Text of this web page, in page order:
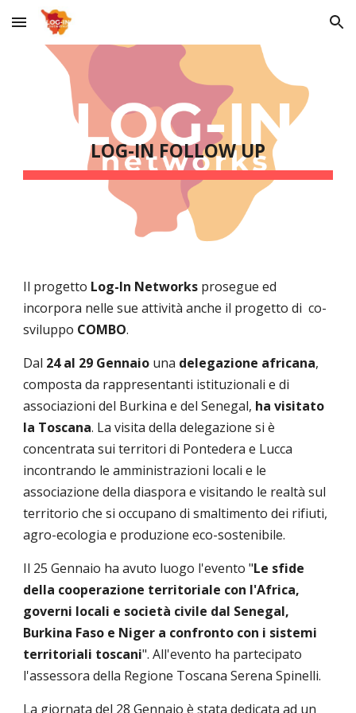
Skip to main content Skip to navigation
LOG-IN FOLLOW UP
Il progetto Log-In Networks prosegue ed
incorpora nelle sue attività anche il progetto di co-
sviluppo COMBO.
Dal 24 al 29 Gennaio una delegazione africana,
composta da rappresentanti istituzionali e di
associazioni del Burkina e del Senegal, ha visitato
la Toscana. La visita della delegazione si è
concentrata sui territori di Pontedera e Lucca
incontrando le amministrazioni locali e le
associazione della diaspora e visitando le realtà sul
territorio che si occupano di smaltimento dei rifiuti,
agro-ecologia e produzione eco-sostenibile.
Il 25 Gennaio ha avuto luogo l'evento "Le sfide
della cooperazione territoriale con l'Africa,
governi locali e società civile dal Senegal,
Burkina Faso e Niger a confronto con i sistemi
territoriali toscani". All'evento ha partecipato
l'assessora della Regione Toscana Serena Spinelli.
La giornata del 28 Gennaio è stata dedicata ad un